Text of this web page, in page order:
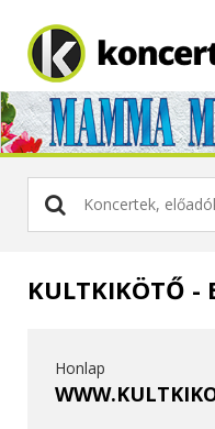
KULTKIKÖTŐ
Honlap